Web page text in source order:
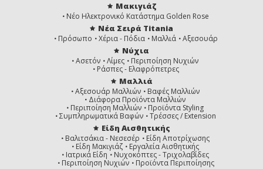
Μακιγιάζ
Νέο Ηλεκτρονικό Κατάστημα Golden Rose
Νέα Σειρά Titania
Πρόσωπο Χέρια - Πόδια Μαλλιά Αξεσουάρ
Νύχια
Ασετόν Λίμες
Περιποίηση Νυχιών
Ράσπες - Ελαφρόπετρες
Μαλλιά
Αξεσουάρ Μαλλιών
Βαφές Μαλλιών
Διάφορα Προϊόντα Μαλλιών
Περιποίηση Μαλλιών
Προϊόντα Styling
Συμπληρωματικά Βαφών
Τρέσσες / Extension
Είδη Αισθητικής
Βαλιτσάκια - Νεσεσέρ
Είδη Αποτρίχωσης
Είδη Μακιγιάζ
Εργαλεία Αισθητικής
Ιατρικά Είδη
Νυχοκόπτες - Τριχολαβίδες
Περιποίηση Νυχιών
Προϊόντα Περιποίησης